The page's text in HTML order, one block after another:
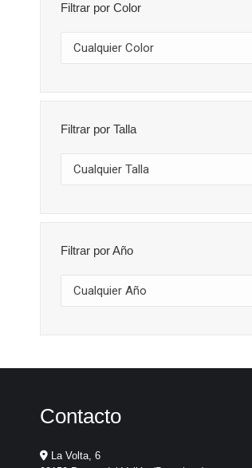
Filtrar por Color
Cualquier Color
Filtrar por Talla
Cualquier Talla
Filtrar por Año
Cualquier Año
Contacto
La Volta, 6